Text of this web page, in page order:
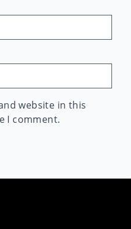
website in this
I comment.